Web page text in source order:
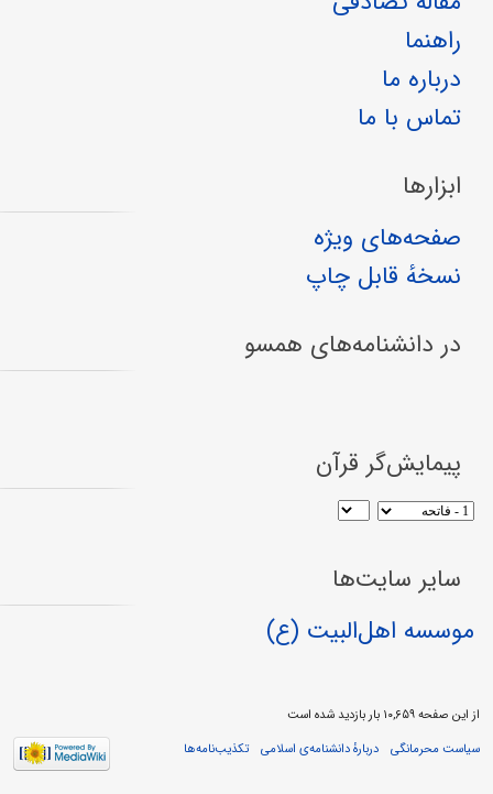
راهنما
درباره ما
تماس با ما
ابزارها
صفحه‌های ویژه
نسخهٔ قابل چاپ
در دانشنامه‌های همسو
پیمایش‌گر قرآن
سایر سایت‌ها
موسسه اهل‌البیت (ع)
از این صفحه ۱۰,۶۵۹ بار بازدید شده است
سیاست محرمانگی
دربارهٔ دانشنامه‌ی اسلامی تکذیب‌نامه‌ها